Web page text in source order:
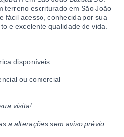
terreno escriturado em São João
fácil acesso, conhecida por sua
e excelente qualidade de vida.
disponíveis
ou comercial
visita!
a alterações sem aviso prévio.